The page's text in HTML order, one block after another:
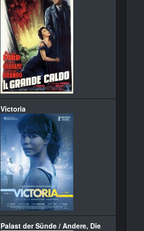
Victoria
Palast der Sünde / Andere, Die